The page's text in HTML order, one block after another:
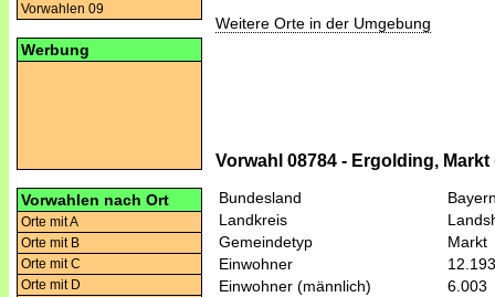
Vorwahlen 09
Werbung
Vorwahlen nach Ort
Orte mit A
Orte mit B
Orte mit C
Orte mit D
Weitere Orte in der Umgebung
Vorwahl 08784 - Ergolding,
Bundesland
Landkreis
Gemeindetyp
Markt
Einwohner
12.193
Einwohner (männlich)
6.003